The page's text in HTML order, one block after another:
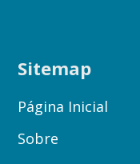
Sitemap
Página Inicial
Sobre